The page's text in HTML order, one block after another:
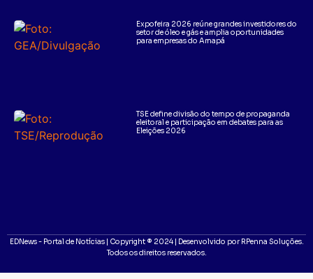
Expofeira 2026 reúne grandes investidores do
setor de óleo e gás e amplia oportunidades
para empresas do Amapá
TSE define divisão do tempo de propaganda
eleitoral e participação em debates para as
Eleições 2026
EDNews - Portal de Notícias | Copyright ® 2024 | Desenvolvido por RPenna Soluções.
Todos os direitos reservados.